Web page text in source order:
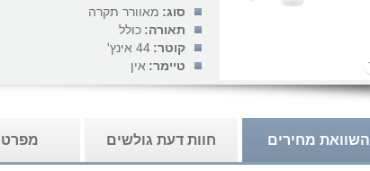
סוג: מאוורר תקרה
תאורה: כולל
קוטר: 44 אינץ'
טיימר: אין
השוואת מחירים חוות דעת גולשים מפרט